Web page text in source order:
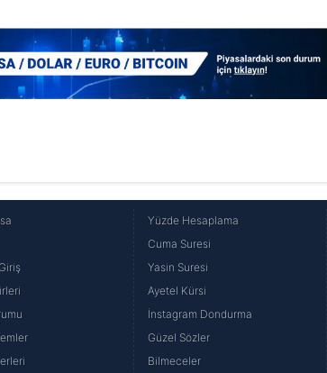
Kanunu uyarınca hazırlanmış Aydınlatma
çerezlerle ilgili bilgi almak için lütfentıklayınız.
Yüzde Hesaplama
Cuma Suresi
Yasin Suresi
Ayetel Kürsi
İnstagram Dondurma
Güzel Sözler
Bilmeceler